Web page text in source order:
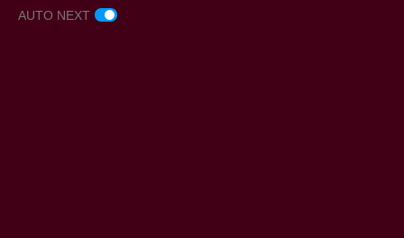
AUTO NEXT